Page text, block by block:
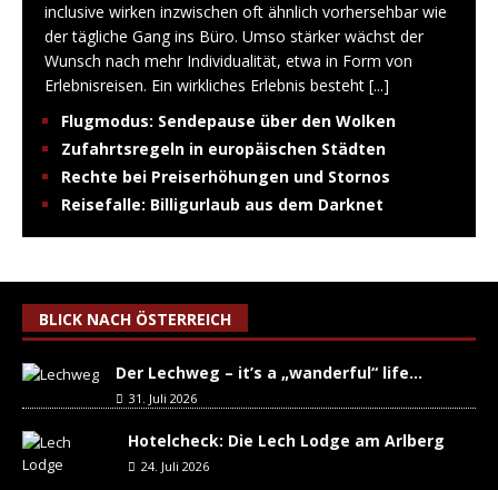
inclusive wirken inzwischen oft ähnlich vorhersehbar wie
der tägliche Gang ins Büro. Umso stärker wächst der
Wunsch nach mehr Individualität, etwa in Form von
Erlebnisreisen. Ein wirkliches Erlebnis besteht [...]
Flugmodus: Sendepause über den Wolken
Zufahrtsregeln in europäischen Städten
Rechte bei Preiserhöhungen und Stornos
Reisefalle: Billigurlaub aus dem Darknet
BLICK NACH ÖSTERREICH
Der Lechweg – it’s a „wanderful“ life…
31. Juli 2026
Hotelcheck: Die Lech Lodge am Arlberg
24. Juli 2026